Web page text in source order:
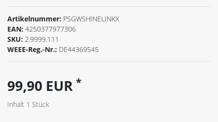
Artikelnummer: PSGWSHINELINKX
EAN: 4250377977306
SKU: 2.9999.111
WEEE-Reg.-Nr.: DE44369545
99,90 EUR *
Inhalt 1 Stück